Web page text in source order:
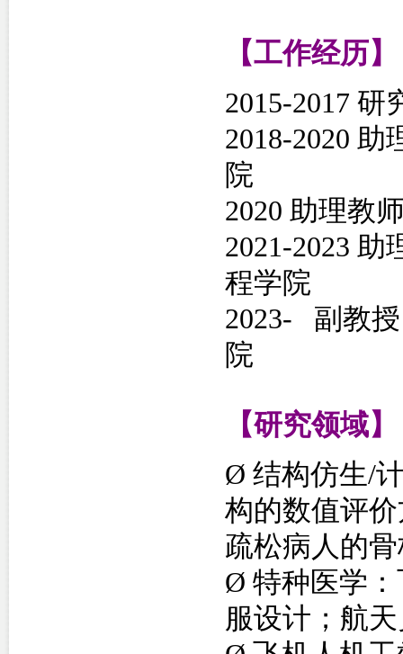
【工作经历】
2015-2017
2018-2020
院
2020 助理教
2021-2023
程学院
2023- 副教
院
【研究领域】
Ø 结构仿生/
构的数值评
疏松病人的
Ø 特种医学
服设计；航